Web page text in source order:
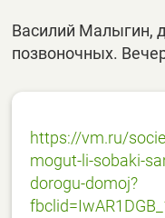
Василий Малыгин,
позвоночных.
https://vm.ru/
mogut-li-sobaki-
dorogu-domoj?